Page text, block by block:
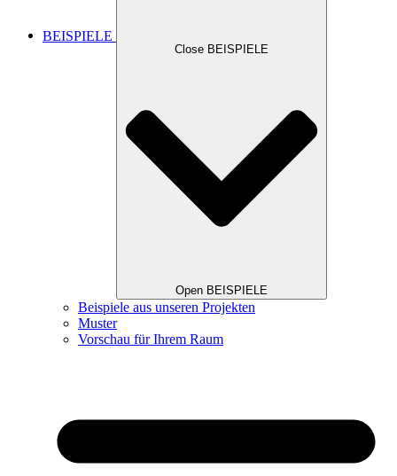
BEISPIELE
Close BEISPIELE
Open BEISPIELE
Beispiele aus unseren Projekten
Muster
Vorschau für Ihrem Raum